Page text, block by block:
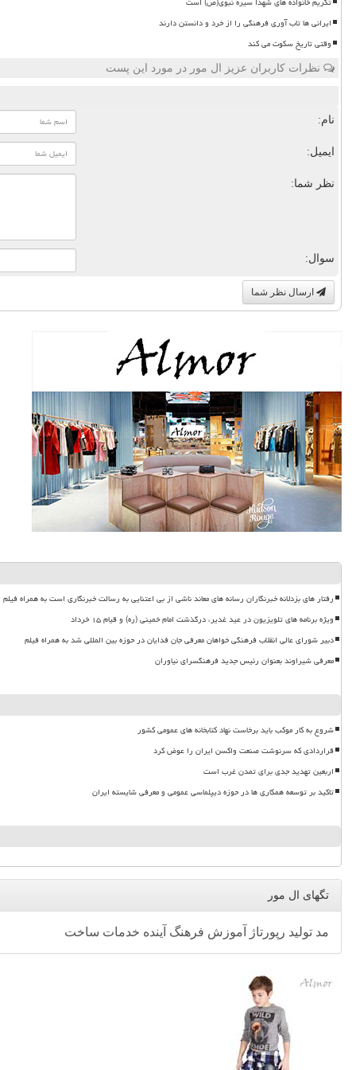
ایرانی ها تاب آوری فرهنگی را از خرد و دانستن دارند
وقتی تاریخ سکوت می کند
نظرات کاربران عزیز ال مور در مورد این پست
نام:
ایمیل:
نظر شما:
سوال:
ارسال نظر شما
رفتار های بزدلانه خبرنگاران رسانه های معاند ناشی از بی اعتنایی به رسالت خبرنگاری است به همراه فیلم
ویژه برنامه های تلویزیون در عید غدیر، درگذشت امام خمینی (ره) و قیام ۱۵ خرداد
دبیر شورای عالی انقلاب فرهنگی خواهان معرفی جان فدایان در حوزه بین المللی شد به همراه فیلم
معرفی شیراوند بعنوان رئیس جدید فرهنگسرای نیاوران
شروع به کار موکب باید برخاست نهاد کتابخانه های عمومی کشور
قراردادی که سرنوشت صنعت واکسن ایران را عوض کرد
اربعین تهدید جدی برای تمدن غرب است
تاکید بر توسعه همکاری ها در حوزه دیپلماسی عمومی و معرفی شایسته ایران
تگهای ال مور
مد تولید رپورتاژ آموزش فرهنگ آینده خدمات ساخت